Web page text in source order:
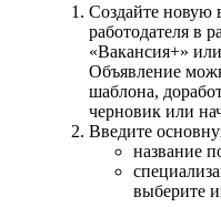
Создайте новую
работодателя в
«Вакансия+»
Объявление
шаблона,
черновик или
Введите
название
выберите